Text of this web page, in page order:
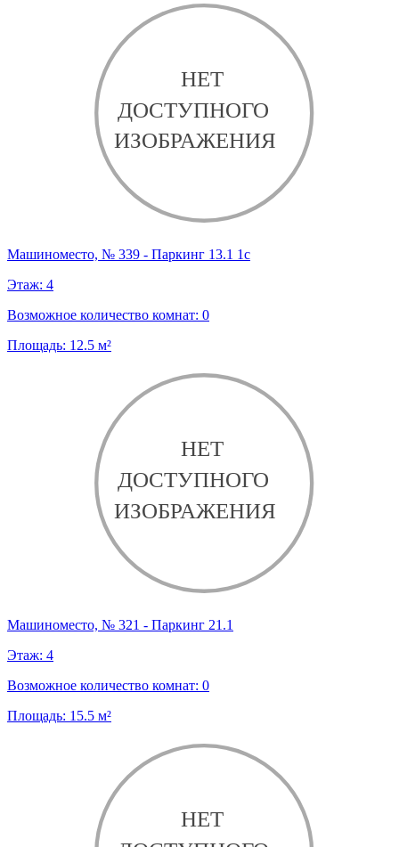
Машиноместо, № 339 - Паркинг 13.1 1с
Этаж: 4
Возможное количество комнат: 0
Площадь: 12.5 м²
Машиноместо, № 321 - Паркинг 21.1
Этаж: 4
Возможное количество комнат: 0
Площадь: 15.5 м²